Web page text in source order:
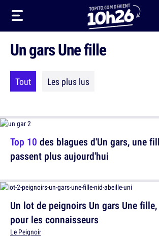
Un gars Une fille
Tout Les plus lus
Top 10 des blagues d'Un gars, une
passent plus aujourd'hui
Un lot de peignoirs Un gars Une fille,
pour les connaisseurs
Le Peignoir